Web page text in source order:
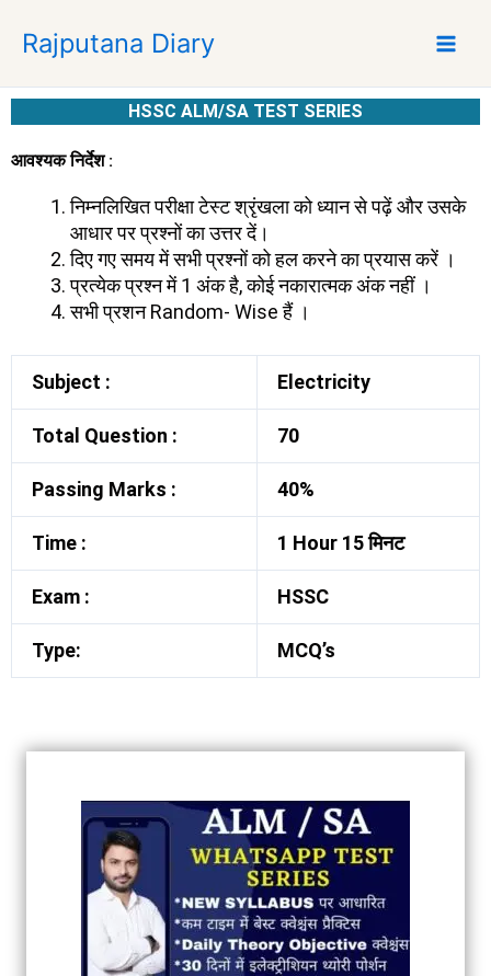
p
Rajputana Diary
HSSC ALM/SA TEST SERIES
आवश्यक निर्देश :
निम्नलिखित परीक्षा टेस्ट श्रृंखला को ध्यान से पढ़ें और उसके
आधार पर प्रश्नों का उत्तर दें।
दिए गए समय में सभी प्रश्नों को हल करने का प्रयास करें ।
प्रत्येक प्रश्न में 1 अंक है, कोई नकारात्मक अंक नहीं ।
सभी प्रशन Random- Wise हैं ।
Subject : Electricity
Total Question : 70
Passing Marks : 40%
Time : 1 Hour 15 मिनट
Exam : HSSC
Type: MCQ’s